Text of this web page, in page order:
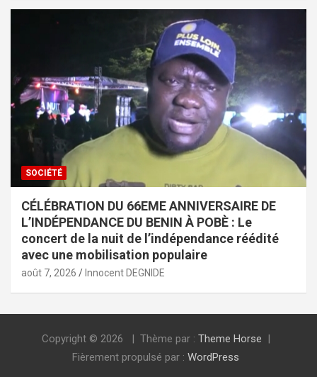
SOCIÉTÉ
CÉLÉBRATION DU 66EME ANNIVERSAIRE DE
L’INDÉPENDANCE DU BENIN À POBÈ : Le
concert de la nuit de l’indépendance réédité
avec une mobilisation populaire
août 7, 2026 Innocent DEGNIDE
Copyright © 2026 Thème par : Theme Horse
Fièrement propulsé par : WordPress